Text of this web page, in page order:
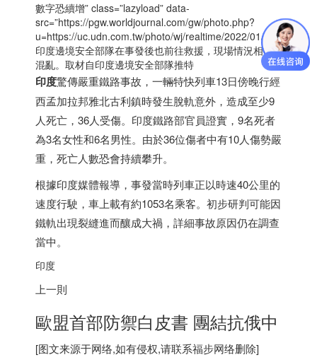
數字恐續增” class=”lazyload” data-
src=”https://pgw.worldjournal.com/gw/photo.php?
u=https://uc.udn.com.tw/photo/wj/realtime/2022/01/14/
印度邊境安全部隊在事發後也前往救援，現場情況相當
混亂。取材自印度邊境安全部隊推特
印度驚傳嚴重鐵路事故，一輛特快列車13日傍晚行經
西孟加拉邦雅北古利鎮時發生脫軌意外，造成至少9
人死亡，36人受傷。 印度鐵路部官員證實，9名死者
為3名女性和6名男性。由於36位傷者中有10人傷勢嚴
重，死亡人數恐會持續攀升。
根據印度媒體報導，事發當時列車正以時速40公里的
速度行駛，車上載有約1053名乘客。初步研判可能因
鐵軌出現裂縫進而釀成大禍，詳細事故原因仍在調查
當中。
印度
上一則
歐盟首部防禦白皮書 團結抗俄中
[图文来源于网络,如有侵权,请联系福步网络删除]